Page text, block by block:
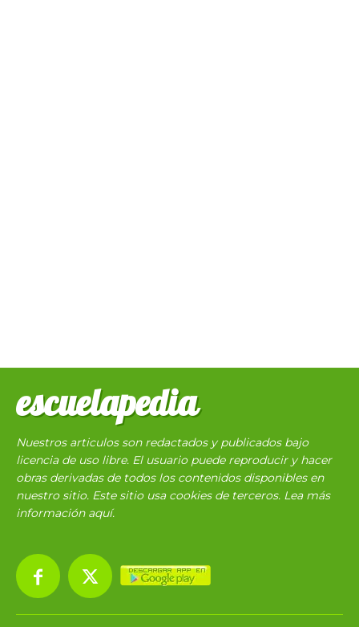
escuelapedia
Nuestros articulos son redactados y publicados bajo
licencia de uso libre. El usuario puede reproducir y hacer
obras derivadas de todos los contenidos disponibles en
nuestro sitio. Este sitio usa cookies de terceros. Lea más
información aquí.